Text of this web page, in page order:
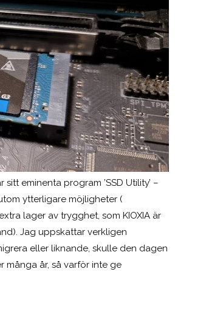
eminenta program ’SSD Utility’ –
ytterligare möjligheter (
lager av trygghet, som KIOXIA är
Jag uppskattar verkligen
eller liknande, skulle den dagen
många år, så varför inte ge